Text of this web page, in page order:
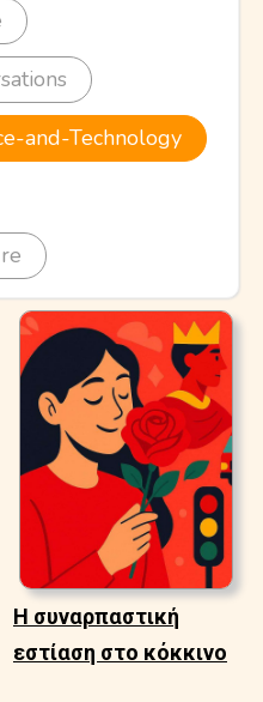
and-Technology
Η συναρπαστική
εστίαση στο κόκκινο